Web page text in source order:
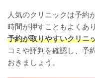
人気のクリニックは予約
時間が押すこともよくあ
予約が取りやすいクリニ
コミや評判を確認し、予
おきましょう。